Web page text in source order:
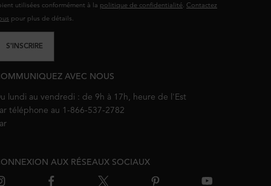
utilisées conformément à la politique de confidentialité. Contactez
pour plus de détails.
S'INSCRIRE
AVEC NOUS
lundi au vendredi : de 9h à 17h, heure de l'Est
téléphone au 1-866-537-2782
AUX RÉSEAUX SOCIAUX